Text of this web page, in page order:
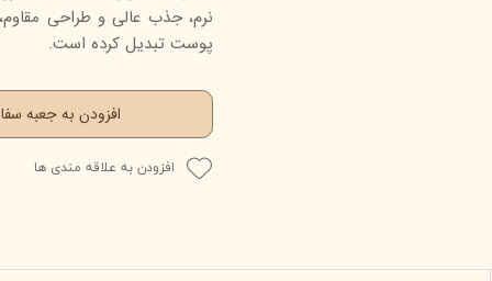
نرم، جذب عالی و طراحی
پوست تبدیل کرده است.
افزودن به جعبه
افزودن به علاقه مندی ها